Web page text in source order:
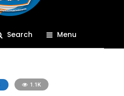
Search Menu
1.1K